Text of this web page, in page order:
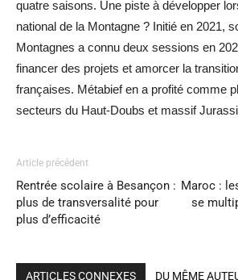
quatre saisons. Une piste à développer
national de la Montagne ? Initié en 2021,
Montagnes a connu deux sessions en
financer des projets et amorcer la
françaises. Métabief en a profité comme
secteurs du Haut-Doubs et massif
Article précédent
Rentrée scolaire à Besançon :
plus de transversalité pour
plus d’efficacité
Maroc :
se
ARTICLES CONNEXES DU MÊME